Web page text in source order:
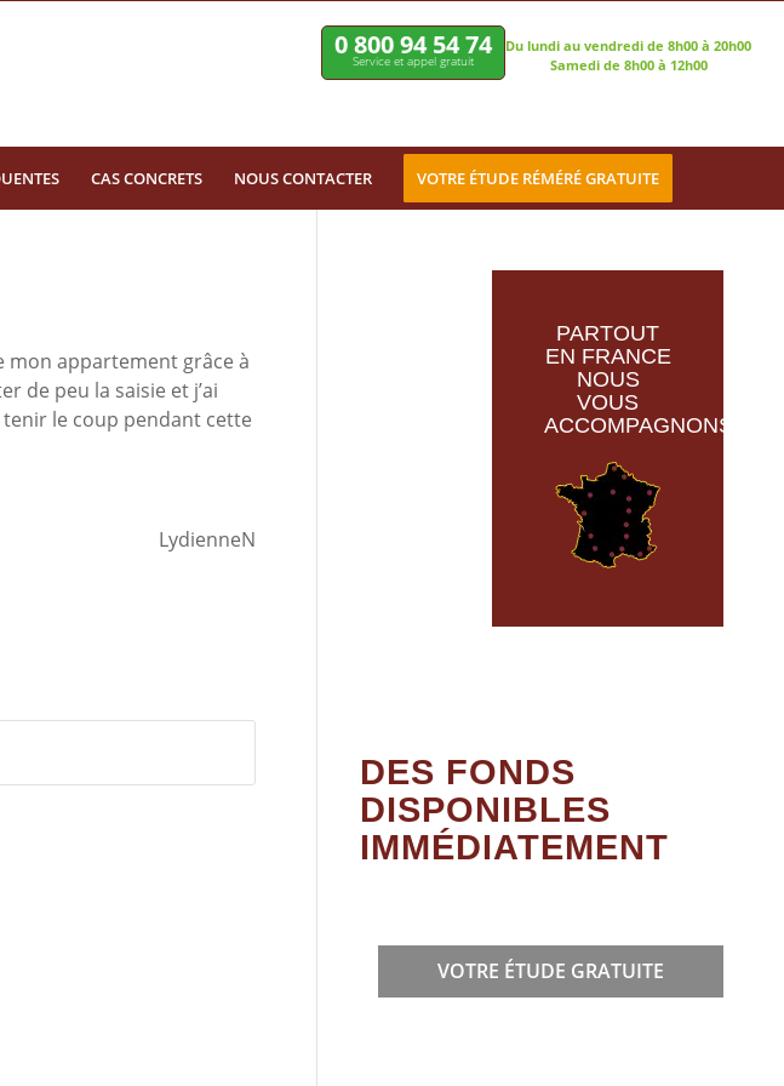
0 800 94 54 74
Service et appel gratuit
Du lundi au vendredi de 8h00 à 20h00
Samedi de 8h00 à 12h00
CAS CONCRETS NOUS CONTACTER VOTRE ÉTUDE RÉMÉRÉ GRATUITE
mon appartement grâce à
de peu la saisie et j’ai
tenir le coup pendant cette
LydienneN
PARTOUT
EN FRANCE
NOUS
VOUS
ACCOMPAGNONS
DES FONDS
DISPONIBLES
IMMÉDIATEMENT
VOTRE ÉTUDE GRATUITE